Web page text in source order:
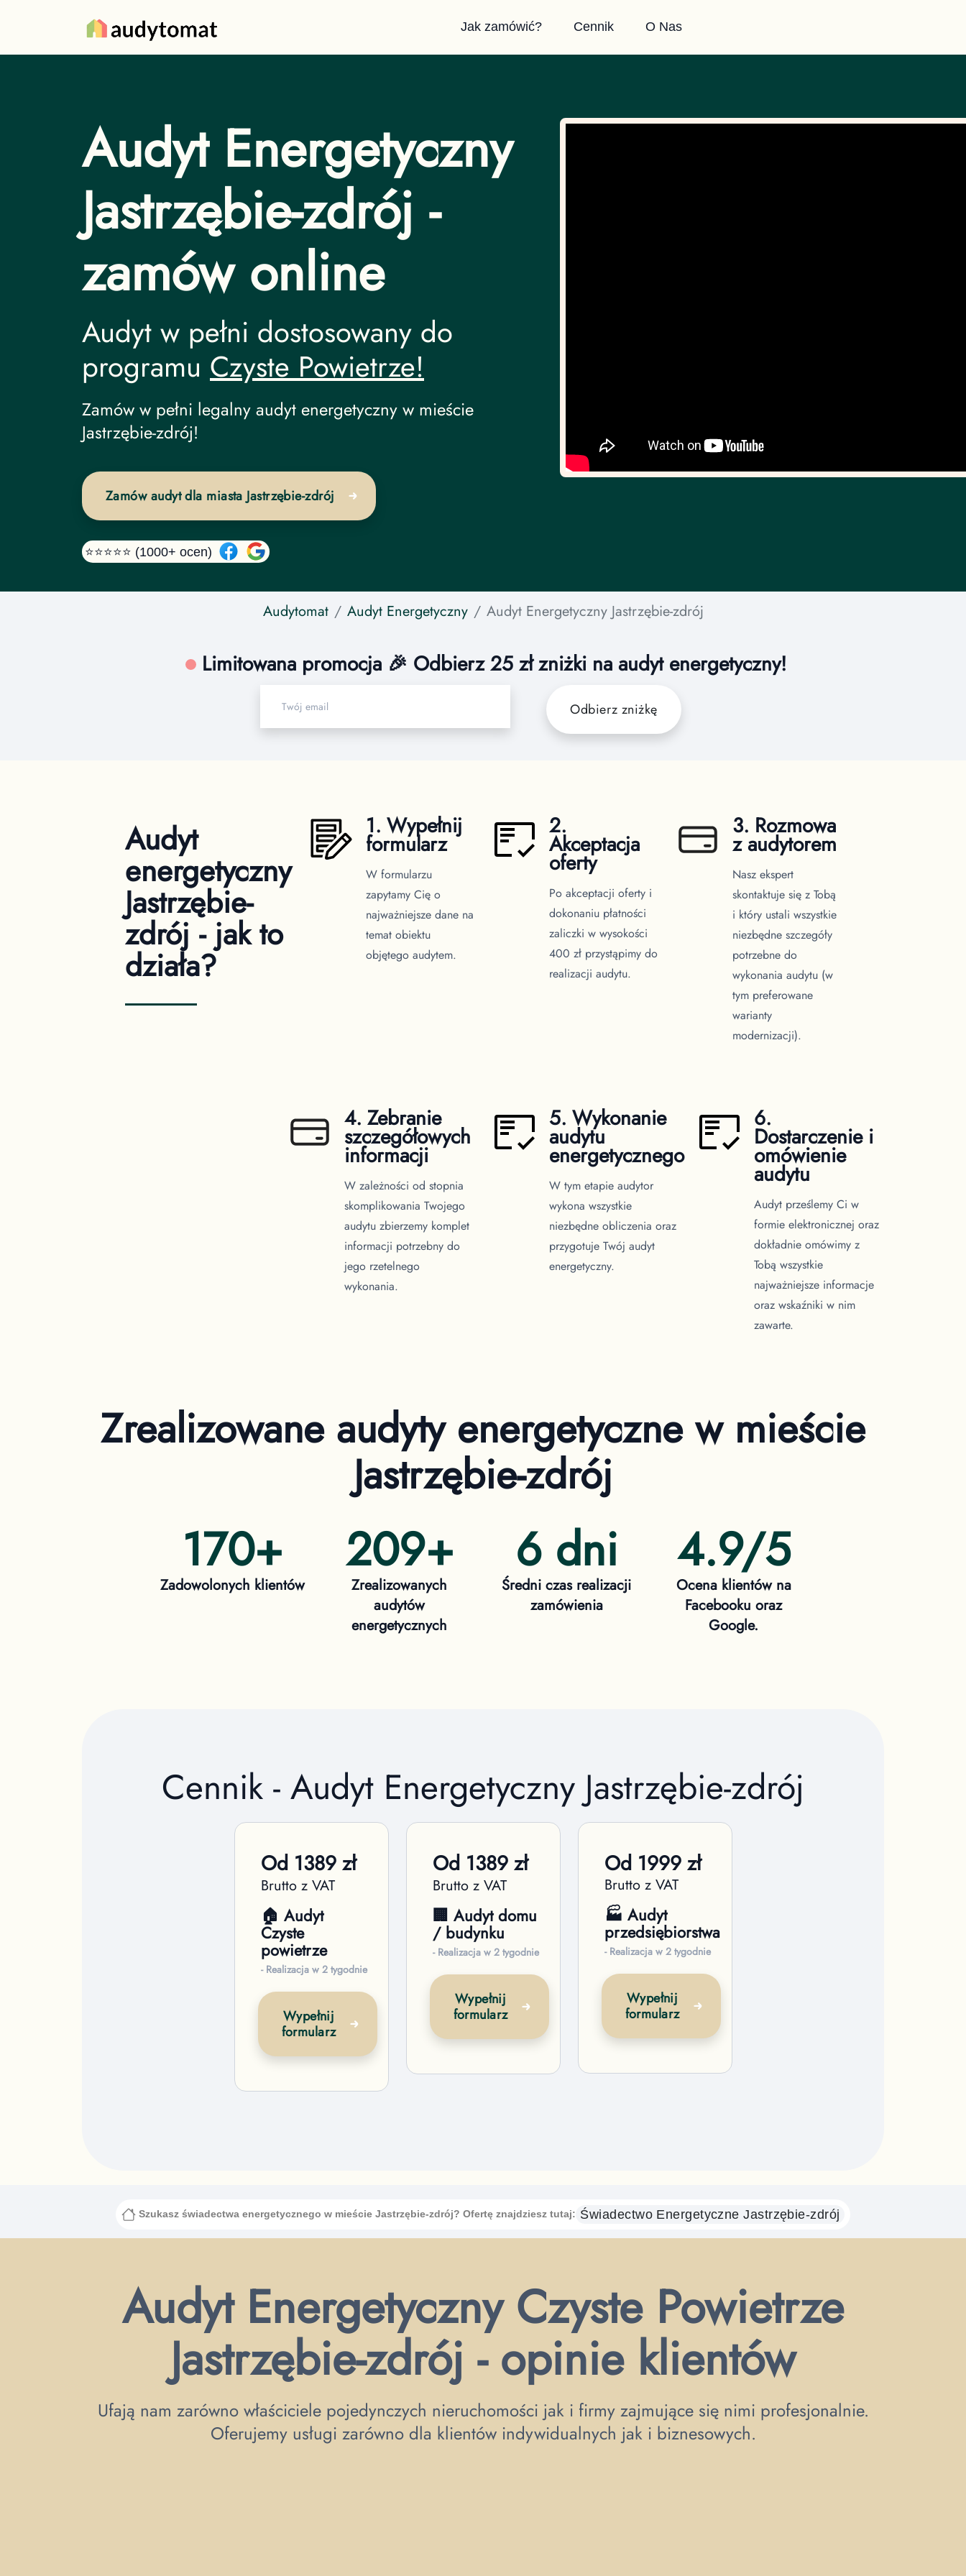
Jak zamówić? Cennik O Nas
Audyt Energetyczny
Jastrzębie-zdrój -
zamów online
Audyt w pełni dostosowany do
programu Czyste Powietrze!
Audyt Energetyczny undefined
Zamów w pełni legalny audyt energetyczny w mieście
Jastrzębie-zdrój!
Zamów audyt dla miasta Jastrzębie-zdrój
⭐⭐⭐⭐⭐ (1000+ ocen)
Audytomat Audyt Energetyczny Audyt Energetyczny Jastrzębie-zdrój
Limitowana promocja 🎉 Odbierz 25 zł zniżki na audyt energetyczny!
Odbierz zniżkę
Audyt
energetyczny
Jastrzębie-
zdrój - jak to
działa?
1. Wypełnij
formularz
W formularzu
zapytamy Cię o
najważniejsze dane na
temat obiektu
objętego audytem.
2.
Akceptacja
oferty
Po akceptacji oferty i
dokonaniu płatności
zaliczki w wysokości
400 zł przystąpimy do
realizacji audytu.
3. Rozmowa
z audytorem
Nasz ekspert
skontaktuje się z Tobą
i który ustali wszystkie
niezbędne szczegóły
potrzebne do
wykonania audytu (w
tym preferowane
warianty
modernizacji).
4. Zebranie
szczegółowych
informacji
W zależności od stopnia
skomplikowania Twojego
audytu zbierzemy komplet
informacji potrzebny do
jego rzetelnego
wykonania.
5. Wykonanie
audytu
energetycznego
W tym etapie audytor
wykona wszystkie
niezbędne obliczenia oraz
przygotuje Twój audyt
energetyczny.
6.
Dostarczenie i
omówienie
audytu
Audyt prześlemy Ci w
formie elektronicznej oraz
dokładnie omówimy z
Tobą wszystkie
najważniejsze informacje
oraz wskaźniki w nim
zawarte.
Zrealizowane audyty energetycznew mieście
Jastrzębie-zdrój
170+
Zadowolonych klientów
209+
Zrealizowanych
audytów
energetycznych
6 dni
Średni czas realizacji
zamówienia
4.9/5
Ocena klientów na
Facebooku oraz
Google.
Cennik - Audyt Energetyczny Jastrzębie-zdrój
Od 1389zł
Brutto z VAT
🏠 Audyt
Czyste
powietrze
- Realizacja w 2 tygodnie
Wypełnij
formularz
Od 1389zł
Brutto z VAT
🏢 Audyt domu
/ budynku
- Realizacja w 2 tygodnie
Wypełnij
formularz
Od 1999zł
Brutto z VAT
🏭 Audyt
przedsiębiorstwa
- Realizacja w 2 tygodnie
Wypełnij
formularz
Szukasz świadectwa energetycznegow mieście Jastrzębie-zdrój? Ofertę znajdziesz tutaj: Świadectwo EnergetyczneJastrzębie-zdrój
Audyt Energetyczny Czyste Powietrze
Jastrzębie-zdrój - opinie klientów
Ufają nam zarówno właściciele pojedynczych nieruchomości jak i firmy zajmujące się nimi profesjonalnie.
Oferujemy usługi zarówno dla klientów indywidualnych jak i biznesowych.